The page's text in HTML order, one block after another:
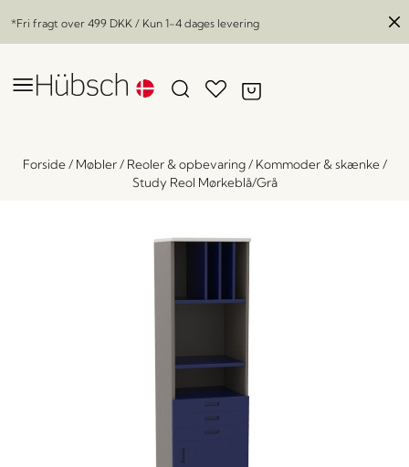
*Fri fragt over 499 DKK / Kun 1-4 dages levering
Forside/ Møbler/ Reoler & opbevaring/ Kommoder & skænke/
Study Reol Mørkeblå/Grå